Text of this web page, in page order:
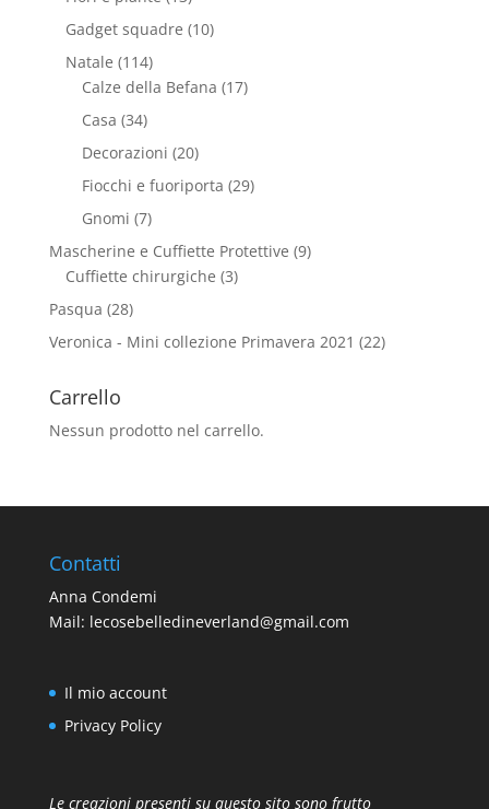
Gadget squadre (10)
Natale (114)
Calze della Befana (17)
Casa (34)
Decorazioni (20)
Fiocchi e fuoriporta (29)
Gnomi (7)
Mascherine e Cuffiette Protettive (9)
Cuffiette chirurgiche (3)
Pasqua (28)
Veronica - Mini collezione Primavera 2021 (22)
Carrello
Nessun prodotto nel carrello.
Contatti
Anna Condemi
Mail: lecosebelledineverland@gmail.com
Il mio account
Privacy Policy
Le creazioni presenti su questo sito sono frutto